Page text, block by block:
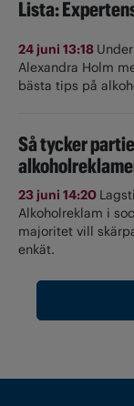
Lista:
24 juni 13:18
Alexandra Holm
bästa tips på
Så tycker
23 juni 14:20
Alkoholreklam i
majoritet vill
enkät.